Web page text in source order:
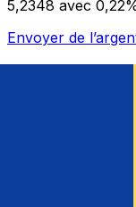
5,2348 avec
Envoyer de